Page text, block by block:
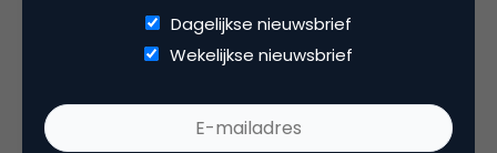
Heinen
Dagelijkse nieuwsbrief
Wekelijkse nieuwsbrief